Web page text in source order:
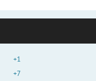
+1
+7